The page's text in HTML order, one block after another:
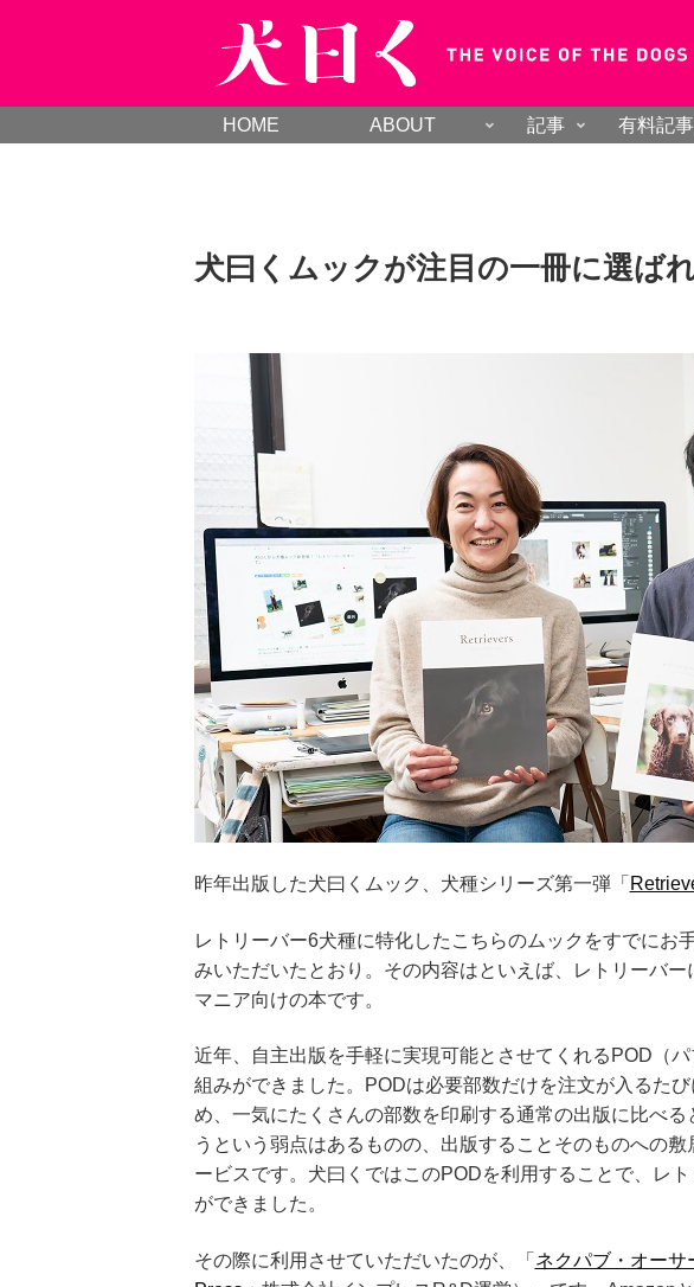
HOME ABOUT 記事 有料記
犬曰くムックが注目の一冊に選ば
昨年出版した犬曰くムック、犬種シリーズ第一弾「
レトリーバー6犬種に特化したこちらのムックをすでにお
みいただいたとおり。その内容はといえば、レトリーバ
マニア向けの本です。
近年、自主出版を手軽に実現可能とさせてくれるPOD（
組みができました。PODは必要部数だけを注文が入るた
め、一気にたくさんの部数を印刷する通常の出版に比べ
うという弱点はあるものの、出版することそのものへの
ービスです。犬曰くではこのPODを利用することで、レ
ができました。
その際に利用させていただいたのが、「 ネクパブ・オー